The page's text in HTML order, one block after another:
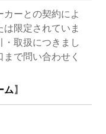
ーとの契約によ
は限定されていま
・取扱につきまし
で問い合わせく
ム 】